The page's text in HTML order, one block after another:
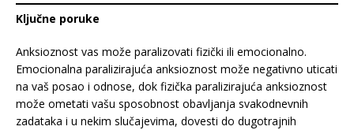
Ključne poruke
Anksioznost vas može paralizovati fizički ili emocionalno.
Emocionalna paralizirajuća anksioznost može negativno uticati
na vaš posao i odnose, dok fizička paralizirajuća anksioznost
može ometati vašu sposobnost obavljanja svakodnevnih
zadataka i u nekim slučajevima, dovesti do dugotrajnih